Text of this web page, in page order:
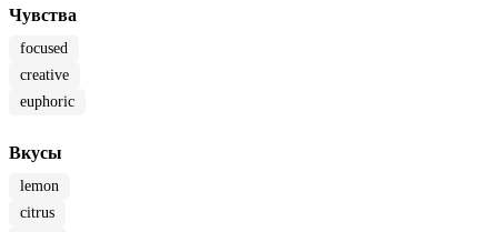
Чувства
focused
creative
euphoric
Вкусы
lemon
citrus